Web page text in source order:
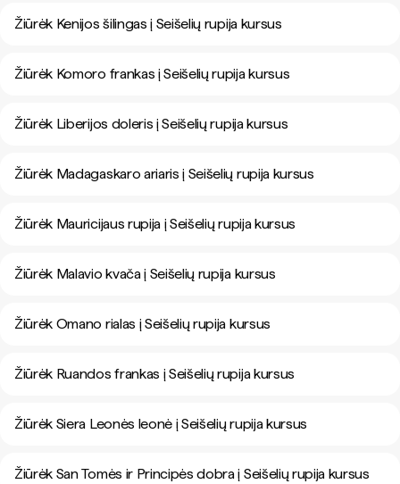
Žiūrėk Kenijos šilingas į Seišelių rupija kursus
Žiūrėk Komoro frankas į Seišelių rupija kursus
Žiūrėk Liberijos doleris į Seišelių rupija kursus
Žiūrėk Madagaskaro ariaris į Seišelių rupija kursus
Žiūrėk Mauricijaus rupija į Seišelių rupija kursus
Žiūrėk Malavio kvača į Seišelių rupija kursus
Žiūrėk Omano rialas į Seišelių rupija kursus
Žiūrėk Ruandos frankas į Seišelių rupija kursus
Žiūrėk Siera Leonės leonė į Seišelių rupija kursus
Žiūrėk San Tomės ir Principės dobra į Seišelių rupija kursus